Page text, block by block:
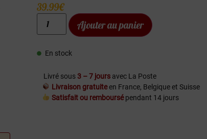
39.99€
Ajouter au panier
En stock
Livré sous 3 – 7 jours avec La Poste
Livraison gratuiteen France, Belgique et Suisse
Satisfait ou remboursépendant 14 jours